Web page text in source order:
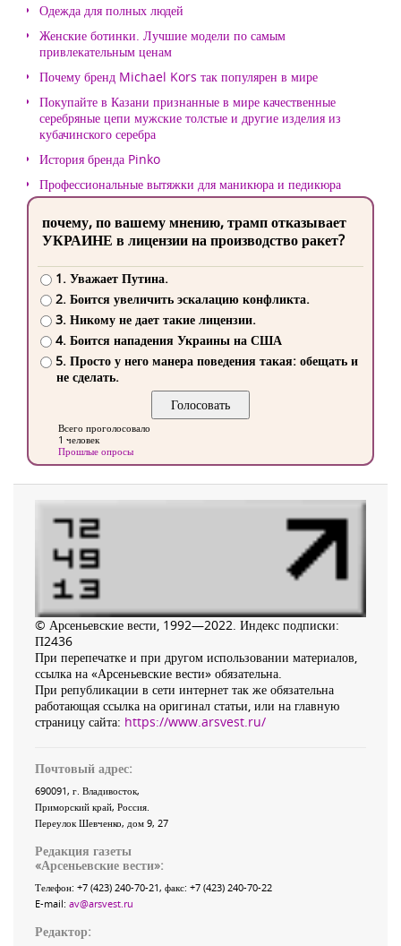
Одежда для полных людей
Женские ботинки. Лучшие модели по самым
привлекательным ценам
Почему бренд Michael Kors так популярен в мире
Покупайте в Казани признанные в мире качественные
серебряные цепи мужские толстые и другие изделия из
кубачинского серебра
История бренда Pinko
Профессиональные вытяжки для маникюра и педикюра
почему, по вашему мнению, трамп отказывает
УКРАИНЕ в лицензии на производство ракет?
1. Уважает Путина.
2. Боится увеличить эскалацию конфликта.
3. Никому не дает такие лицензии.
4. Боится нападения Украины на США
5. Просто у него манера поведения такая: обещать и
не сделать.
Всего проголосовало
1 человек
Прошлые опросы
© Арсеньевские вести, 1992—2022. Индекс подписки:
П2436
При перепечатке и при другом использовании материалов,
ссылка на «Арсеньевские вести» обязательна.
При републикации в сети интернет так же обязательна
работающая ссылка на оригинал статьи, или на главную
страницу сайта: https://www.arsvest.ru/
Почтовый адрес:
690091, г. Владивосток,
Приморский край, Россия
Переулок Шевченко, дом 9, 27
Редакция газеты
«Арсеньевские вести»:
Телефон: +7 (423) 240-70-21, факс: +7 (423) 240-70-22
E-mail: av@arsvest.ru
Редактор: